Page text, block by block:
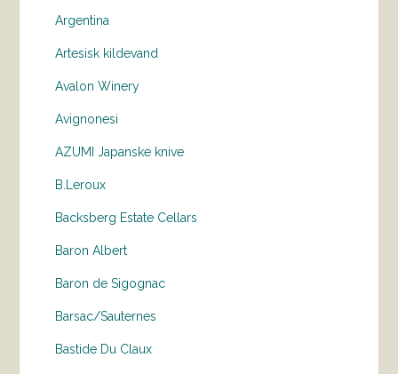
Argentina
Artesisk kildevand
Avalon Winery
Avignonesi
AZUMI Japanske knive
B.Leroux
Backsberg Estate Cellars
Baron Albert
Baron de Sigognac
Barsac/Sauternes
Bastide Du Claux